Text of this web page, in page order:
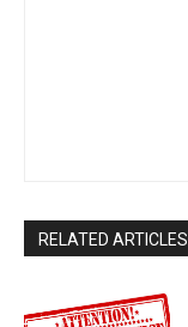
RELATED ARTICLES